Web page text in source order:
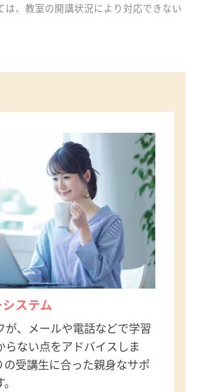
は、教室の開講状況により対応できない
ステム
が、メールや電話などで学習
らない点をアドバイスしま
の受講生に合った親身なサポ